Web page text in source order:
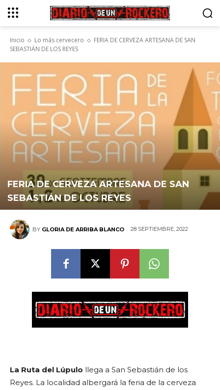
Inicio Lo más cervecero
FERIA DE CERVEZA ARTESANA DE SAN
SEBASTIÁN DE LOS REYES
FERIA DE CERVEZA ARTESANA DE SAN
SEBASTIÁN DE LOS REYES
BY GLORIA DE ARRIBA BLANCO 28 SEPTIEMBRE, 2022
La Ruta del Lúpulo llega a San Sebastián de los
Reyes. La localidad albergará la feria de la cerveza